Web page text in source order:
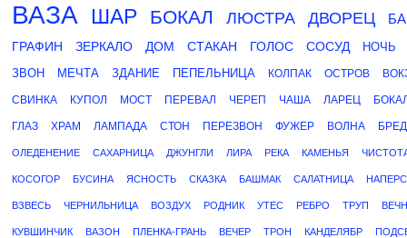
ВАЗА ШАР БОКАЛ ЛЮСТРА ДВОРЕЦ
ГРАФИН ЗЕРКАЛО ДОМ СТАКАН ГОЛОС СОСУД
НОЧЬ
ЗВОН
МЕЧТА ЗДАНИЕ ПЕПЕЛЬНИЦА КОЛПАК ОСТРОВ
СВИНКА КУПОЛ МОСТ ПЕРЕВАЛ ЧЕРЕП ЧАША ЛАРЕЦ
ГЛАЗ ХРАМ ЛАМПАДА СТОН ПЕРЕЗВОН ФУЖЕР ВОЛНА БРЕД
ОЛЕДЕНЕНИЕ САХАРНИЦА ДЖУНГЛИ ЛИРА РЕКА КАМЕНЬЯ
КОСОГОР БУСИНА ЯСНОСТЬ СКАЗКА БАШМАК САЛАТНИЦА
ВЗВЕСЬ ЧЕРНИЛЬНИЦА ВОЗДУХ РОДНИК УТЕС РЕБРО ТРУП
КУВШИНЧИК ВАЗОН ПЛЕНКА-ГРАНЬ ВЕЧЕР ТРОН КАНДЕЛЯБР